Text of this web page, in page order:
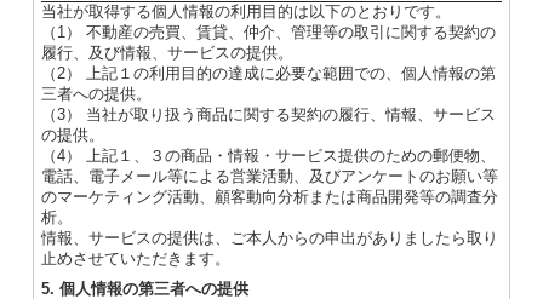
当社が取得する個人情報の利用目的は以下のとおりです。
（1） 不動産の売買、賃貸、仲介、管理等の取引に関する契約の
履行、及び情報、サービスの提供。
（2） 上記１の利用目的の達成に必要な範囲での、個人情報の第
三者への提供。
（3） 当社が取り扱う商品に関する契約の履行、情報、サービス
の提供。
（4） 上記１、３の商品・情報・サービス提供のための郵便物、
電話、電子メール等による営業活動、及びアンケートのお願い等
のマーケティング活動、顧客動向分析または商品開発等の調査分
析。
情報、サービスの提供は、ご本人からの申出がありましたら取り
止めさせていただきます。
5. 個人情報の第三者への提供